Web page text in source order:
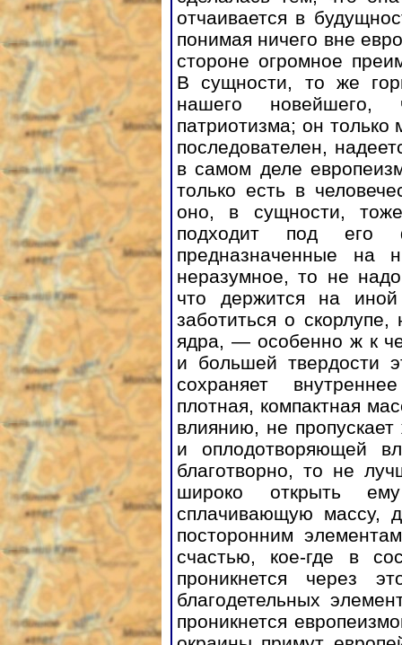
отчаивается в
понимая ничего вне
стороне огромное
В сущности, то же
нашего новейшего,
патриотизма; он
последователен,
в самом деле
только есть в
оно, в сущности,
подходит под
предназначенные на
неразумное, то не
что держится на
заботиться о
ядра, — особенно ж к
и большей твердости
сохраняет
плотная, компактная
влиянию, не
и оплодотворяющей
благотворно, то не
широко открыть
сплачивающую массу,
посторонним
счастью, кое-где в
проникнется через
благодетельных
проникнется